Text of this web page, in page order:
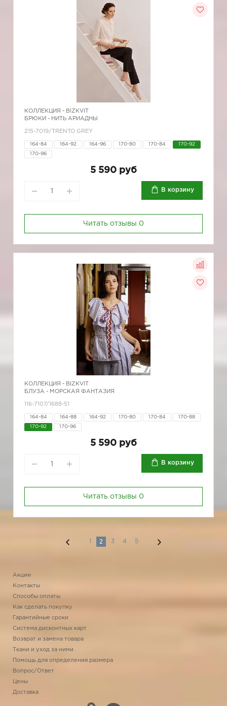
КОЛЛЕКЦИЯ - BIZKVIT
БРЮКИ - НИТЬ АРИАДНЫ
215-7019/TRENTO GREY
164-84 164-92 164-96 170-80 170-84 170-92
170-96
5 590 руб
В корзину
Читать отзывы 0
КОЛЛЕКЦИЯ - BIZKVIT
БЛУЗА - МОРСКАЯ ФАНТАЗИЯ
116-7107/1688-51
164-84 164-88 164-92 170-80 170-84 170-88
170-92 170-96
5 590 руб
В корзину
Читать отзывы 0
1 2 3 4 5
Акции
Контакты
Способы оплаты
Как сделать покупку
Гарантийные сроки
Система дисконтных карт
Возврат и замена товара
Ткани и уход за ними
Помощь для определения размера
Вопрос/Ответ
Цены
Доставка